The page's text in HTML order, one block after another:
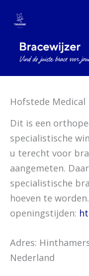
naar
inhoud
Hofstede Medical
Dit is een
specialistische
u terecht voor
aangemeten.
specialistische
hoeven te
openingstijden:
Adres:
Nederland